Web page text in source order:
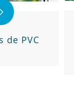
de PVC